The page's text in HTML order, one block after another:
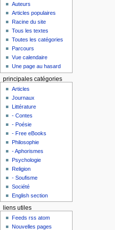
Auteurs
Articles populaires
Racine du site
Tous les textes
Toutes les catégories
Parcours
Vue calendaire
Une page au hasard
principales catégories
Articles
Journaux
Littérature
- Contes
- Poésie
- Free eBooks
Philosophie
- Aphorismes
Psychologie
Religion
- Soufisme
Société
English section
liens utiles
Feeds rss atom
Nouvelles pages